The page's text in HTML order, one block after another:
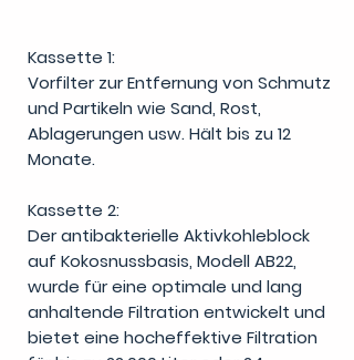
Kassette 1:
Vorfilter zur Entfernung von Schmutz
und Partikeln wie Sand, Rost,
Ablagerungen usw. Hält bis zu 12
Monate.
Kassette 2:
Der antibakterielle Aktivkohleblock
auf Kokosnussbasis, Modell AB22,
wurde für eine optimale und lang
anhaltende Filtration entwickelt und
bietet eine hocheffektive Filtration